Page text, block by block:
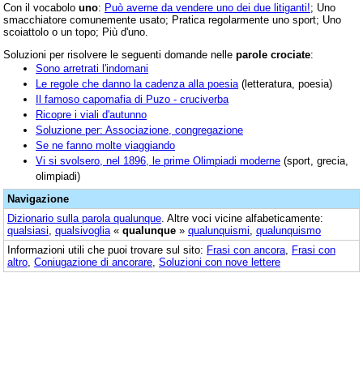
Con il vocabolo uno: Può averne da vendere uno dei due litiganti!; Uno
smacchiatore comunemente usato; Pratica regolarmente uno sport; Uno
scoiattolo o un topo; Più d'uno.
Soluzioni per risolvere le seguenti domande nelle parole crociate:
Sono arretrati l'indomani
Le regole che danno la cadenza alla poesia (letteratura, poesia)
Il famoso capomafia di Puzo - cruciverba
Ricopre i viali d'autunno
Soluzione per: Associazione, congregazione
Se ne fanno molte viaggiando
Vi si svolsero, nel 1896, le prime Olimpiadi moderne (sport, grecia,
olimpiadi)
Navigazione
Dizionario sulla parola qualunque . Altre voci vicine alfabeticamente:
qualsiasi qualsivoglia « qualunque » qualunquismi qualunquismo
Informazioni utili che puoi trovare sul sito: Frasi con ancora Frasi con
altro Coniugazione di ancorare Soluzioni con nove lettere